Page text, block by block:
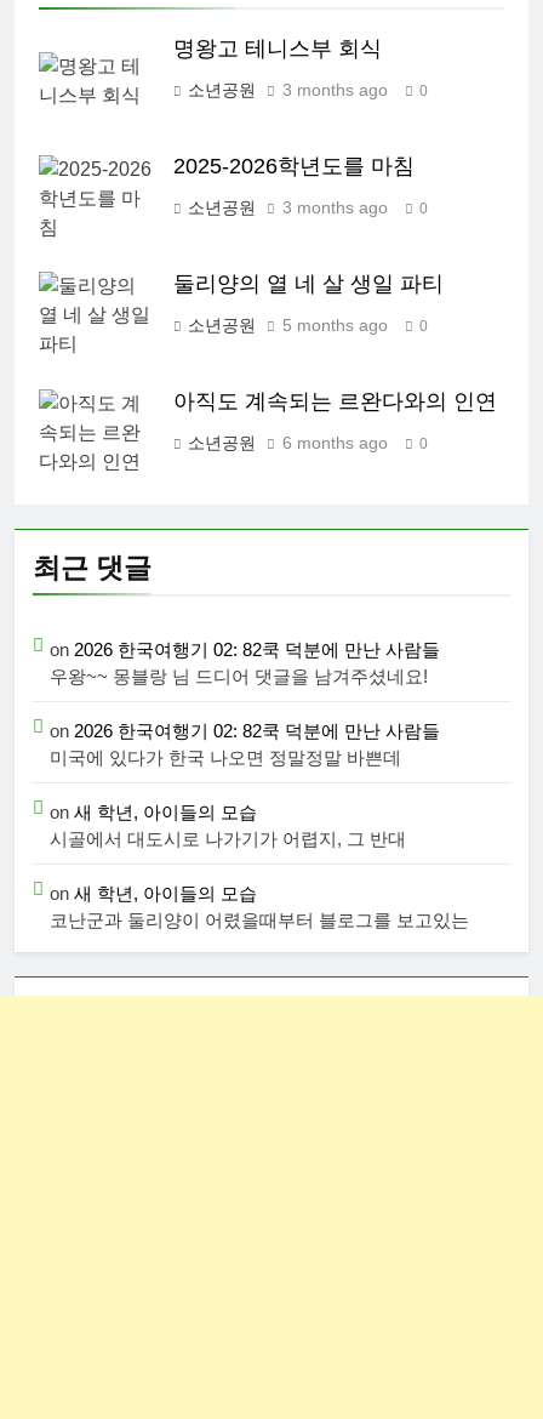
명왕고 테니스부 회식
소년공원 3 months ago 0
2025-2026학년도를 마침
소년공원 3 months ago 0
둘리양의 열 네 살 생일 파티
소년공원 5 months ago 0
아직도 계속되는 르완다와의 인연
소년공원 6 months ago 0
최근 댓글
on 2026 한국여행기 02: 82쿡 덕분에 만난 사람들
우왕~~ 몽블랑 님 드디어 댓글을 남겨주셨네요!
on 2026 한국여행기 02: 82쿡 덕분에 만난 사람들
미국에 있다가 한국 나오면 정말정말 바쁜데
on 새 학년, 아이들의 모습
시골에서 대도시로 나가기가 어렵지, 그 반대
on 새 학년, 아이들의 모습
코난군과 둘리양이 어렸을때부터 블로그를 보고있는